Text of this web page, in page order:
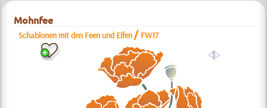
Mohnfee
Schablonen mit den Feen und Elfen / FW17
a